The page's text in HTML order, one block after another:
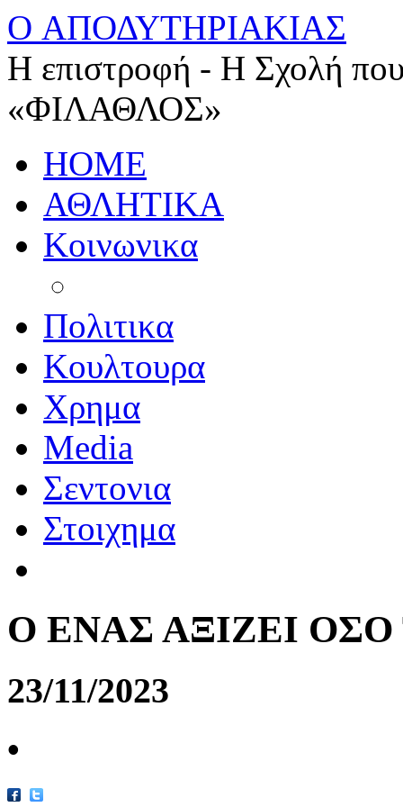
O ΑΠΟΔΥΤΗΡΙΑΚΙΑΣ
Η επιστροφή - Η Σχολή
«ΦΙΛΑΘΛΟΣ»
HOME
ΑΘΛΗΤΙΚΑ
Κοινωνικα
Πολιτικα
Κουλτουρα
Χρημα
Media
Σεντονια
Στοιχημα
Ο ΕΝΑΣ ΑΞΙΖΕΙ
23/11/2023
•